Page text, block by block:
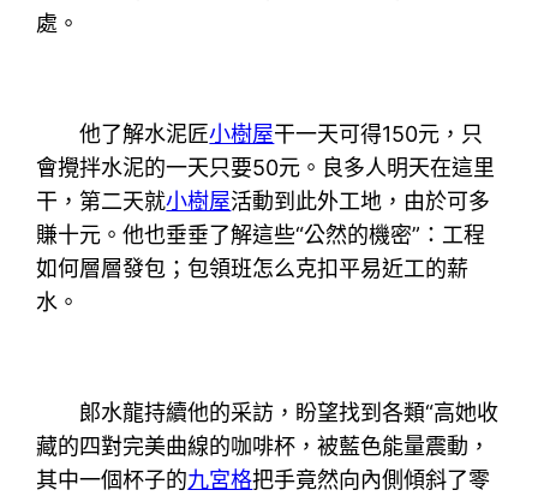
處。
他了解水泥匠小樹屋干一天可得150元，只
會攪拌水泥的一天只要50元。良多人明天在這里
干，第二天就小樹屋活動到此外工地，由於可多
賺十元。他也垂垂了解這些“公然的機密”：工程
如何層層發包；包領班怎么克扣平易近工的薪
水。
郞水龍持續他的采訪，盼望找到各類“高她收
藏的四對完美曲線的咖啡杯，被藍色能量震動，
其中一個杯子的九宮格把手竟然向內側傾斜了零